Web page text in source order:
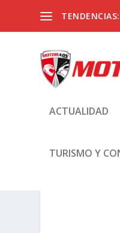
TENDENCIAS:
ACTUALIDAD
TURISMO Y